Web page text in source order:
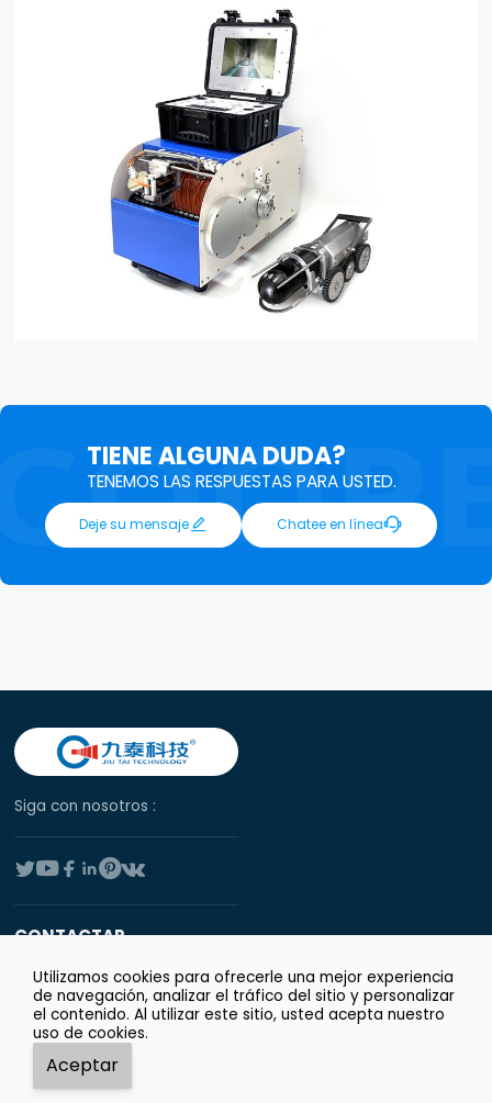
TIENE ALGUNA DUDA?
TENEMOS LAS RESPUESTAS PARA USTED.
Deje su mensaje Chatee en línea

Whatsapp
Siga con nosotros :
 
CONTACTAR
Correo electrónico: jtkjnkj@163.com
Whatsapp: +86+8616692190701
Tel:0086-16692190701
Add:
Habitación nº 1009, Plaza Financiera Xinyuan, Camino de
Utilizamos cookies para ofrecerle una mejor experiencia
de navegación, analizar el tráfico del sitio y personalizar
el contenido. Al utilizar este sitio, usted acepta nuestro
uso de cookies.
Aceptar